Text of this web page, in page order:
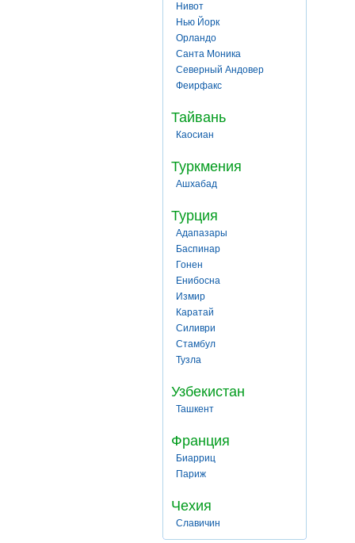
Нивот
Нью Йорк
Орландо
Санта Моника
Северный Андовер
Феирфакс
Тайвань
Каосиан
Туркмения
Ашхабад
Турция
Адапазары
Баспинар
Гонен
Енибосна
Измир
Каратай
Силиври
Стамбул
Тузла
Узбекистан
Ташкент
Франция
Биарриц
Париж
Чехия
Славичин